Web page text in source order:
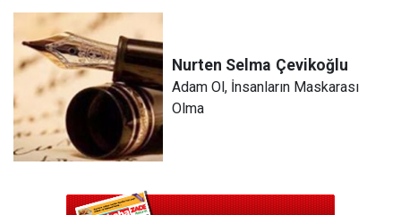
Nurten Selma Çevikoğlu
Adam Ol, İnsanların Maskarası
Olma